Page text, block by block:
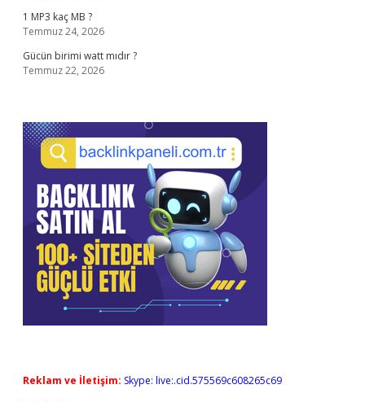
1 MP3 kaç MB ?
Temmuz 24, 2026
Gücün birimi watt mıdır ?
Temmuz 22, 2026
Reklam ve İletişim: Skype: live:.cid.575569c608265c69